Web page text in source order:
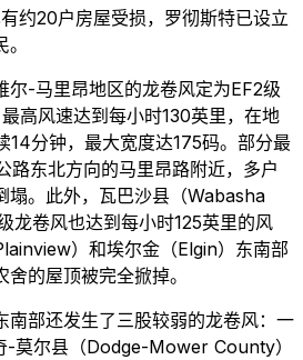
约20户房屋受损，罗彻斯特已设立
尔-马里昂地区的龙卷风定为EF2级
最高风速达到每小时130英里，在地
14分钟，最大宽度达175码。部分最
路东北方向的马里昂路附近，多户
塌。此外，瓦巴沙县（Wabasha
龙卷风也达到每小时125英里的风
）和埃尔金（Elgin）东南部
的屋顶被完全掀掉。
南部还发生了三股较弱的龙卷风：一
-莫尔县（Dodge-Mower County）